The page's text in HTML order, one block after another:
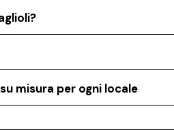
misura per ogni locale